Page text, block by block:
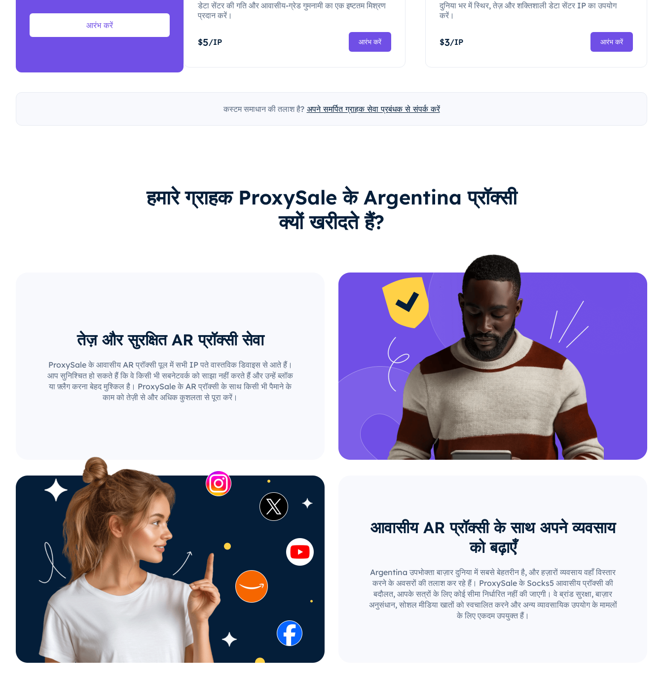
आरंभ करें
डेटा सेंटर की गति और आवासीय-ग्रेड गुमनामी का एक इष्टतम मिश्रण
प्रदान करें।
$5/IP आरंभ करें
दुनिया भर में स्थिर, तेज़ और शक्तिशाली डेटा सेंटर IP का उपयोग
करें।
$3/IP आरंभ करें
कस्टम समाधान की तलाश है? अपने समर्पित ग्राहक सेवा प्रबंधक से संपर्क करें
हमारे ग्राहक ProxySale के Argentina प्रॉक्सी
क्यों खरीदते हैं?
तेज़ और सुरक्षित AR प्रॉक्सी सेवा
ProxySale के आवासीय AR प्रॉक्सी पूल में सभी IP पते वास्तविक डिवाइस से आते हैं।
आप सुनिश्चित हो सकते हैं कि वे किसी भी सबनेटवर्क को साझा नहीं करते हैं और उन्हें ब्लॉक
या फ़्लैग करना बेहद मुश्किल है। ProxySale के AR प्रॉक्सी के साथ किसी भी पैमाने के
काम को तेज़ी से और अधिक कुशलता से पूरा करें।
आवासीय AR प्रॉक्सी के साथ अपने व्यवसाय
को बढ़ाएँ
Argentina उपभोक्ता बाज़ार दुनिया में सबसे बेहतरीन है, और हज़ारों व्यवसाय वहाँ विस्तार
करने के अवसरों की तलाश कर रहे हैं। ProxySale के Socks5 आवासीय प्रॉक्सी की
बदौलत, आपके सत्रों के लिए कोई सीमा निर्धारित नहीं की जाएगी। वे ब्रांड सुरक्षा, बाज़ार
अनुसंधान, सोशल मीडिया खातों को स्वचालित करने और अन्य व्यावसायिक उपयोग के मामलों
के लिए एकदम उपयुक्त हैं।